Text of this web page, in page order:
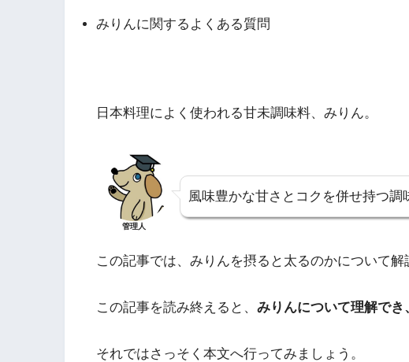
みりんに関するよくある質問
日本料理によく使われる甘未調味料、みりん。
管理人
風味豊かな甘さとコクを併せ持つ調
この記事では、みりんを摂ると太るのかについて解
この記事を読み終えると、 みりんについて理解でき
それではさっそく本文へ行ってみましょう。